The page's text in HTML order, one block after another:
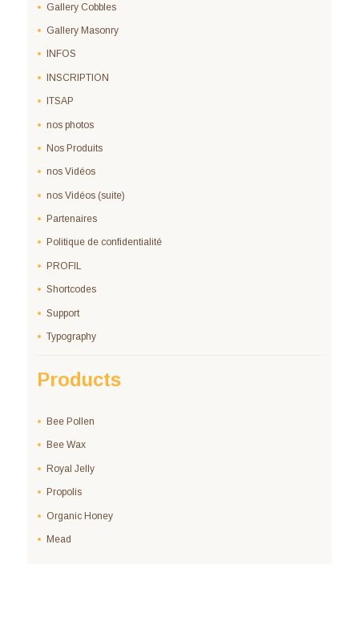
Gallery Cobbles
Gallery Masonry
INFOS
INSCRIPTION
ITSAP
nos photos
Nos Produits
nos Vidéos
nos Vidéos (suite)
Partenaires
Politique de confidentialité
PROFIL
Shortcodes
Support
Typography
Products
Bee Pollen
Bee Wax
Royal Jelly
Propolis
Organic Honey
Mead